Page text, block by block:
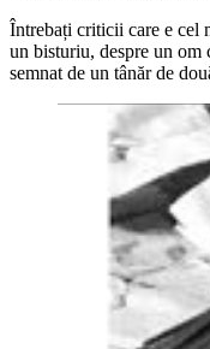
Întrebați criticii care e cel
un bisturiu, despre un om
semnat de un tânăr de